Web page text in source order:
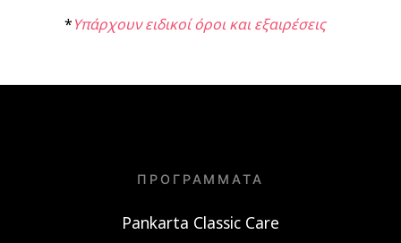
*Υπάρχουν ειδικοί όροι και εξαιρέσεις
ΠΡΟΓΡΆΜΜΑΤΑ
Pankarta Classic Care